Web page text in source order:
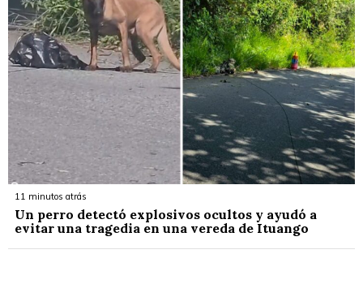
11 minutos atrás
Un perro detectó explosivos ocultos y ayudó a
evitar una tragedia en una vereda de Ituango